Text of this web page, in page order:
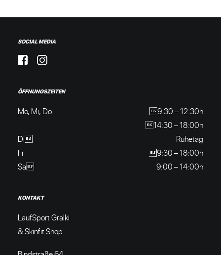
SOCIAL MEDIA
ÖFFNUNGSZEITEN
Mo, Mi, Do
9:30 – 12:30h
14:30 – 18:00h
Di
Ruhetag
Fr
9:30 – 18:00h
Sa
9:00 – 14:00h
KONTAKT
LaufSport Gralki
& Skinfit Shop